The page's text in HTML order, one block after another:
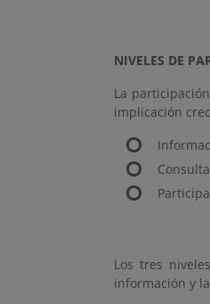
NIVELES DE
La
implicación
Los tres
información y